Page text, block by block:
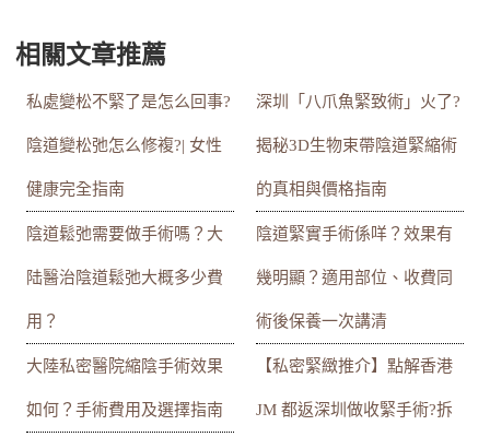
相關文章推薦
私處變松不緊了是怎么回事?
陰道變松弛怎么修複?| 女性
健康完全指南
深圳「八爪魚緊致術」火了?
揭秘3D生物束帶陰道緊縮術
的真相與價格指南
陰道鬆弛需要做手術嗎？大
陆醫治陰道鬆弛大概多少費
用？
陰道緊實手術係咩？效果有
幾明顯？適用部位、收費同
術後保養一次講清
大陸私密醫院縮陰手術效果
如何？手術費用及選擇指南
【私密緊緻推介】點解香港
JM 都返深圳做收緊手術?拆